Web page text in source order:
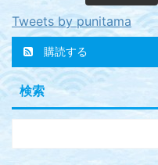
Tweets by punitama
購読する
検索